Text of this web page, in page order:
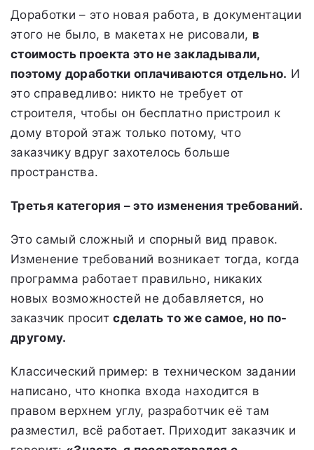
Доработки – это новая работа, в документации
этого не было, в макетах не рисовали, в
стоимость проекта это не закладывали,
поэтому доработки оплачиваются отдельно. И
это справедливо: никто не требует от
строителя, чтобы он бесплатно пристроил к
дому второй этаж только потому, что
заказчику вдруг захотелось больше
пространства.
Третья категория – это изменения требований.
Это самый сложный и спорный вид правок.
Изменение требований возникает тогда, когда
программа работает правильно, никаких
новых возможностей не добавляется, но
заказчик проситсделать то же самое, но по-
другому.
Классический пример: в техническом задании
написано, что кнопка входа находится в
правом верхнем углу, разработчик её там
разместил, всё работает. Приходит заказчик и